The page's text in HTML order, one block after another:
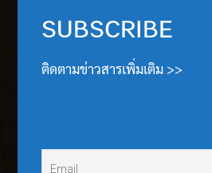
SUBSCRIBE
ติดตามข่าวสารเพิ่มเติม >>